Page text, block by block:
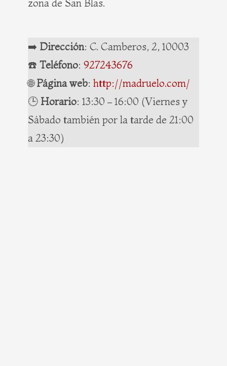
zona de San Blas.
➡️ Dirección: C. Camberos, 2, 10003
☎️ Teléfono: 927243676
🌐Página web: http://madruelo.com/
🕒 Horario: 13:30 – 16:00 (Viernes y
Sábado también por la tarde de 21:00
a 23:30)